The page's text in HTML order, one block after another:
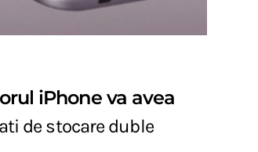
iPhone va avea
de stocare duble